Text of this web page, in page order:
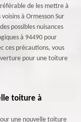
de les mettre à
à Ormesson Sur
possibles nuisances
à 94490 pour
ces précautions, vous
pour une toiture
toiture à
une nouvelle toiture